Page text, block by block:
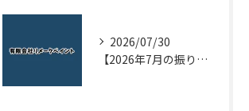
2026/07/30
【2026年7月の振り返り】リメークペイントブログまとめ